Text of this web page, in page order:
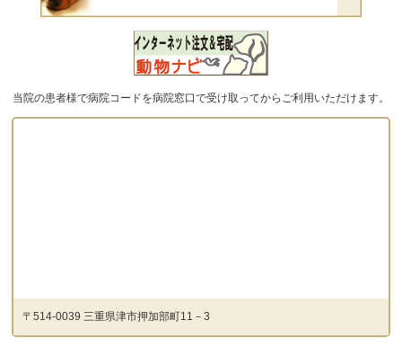
当院の患者様で病院コードを病院窓口で受け取ってからご利用いただけます。
〒514-0039 三重県津市押加部町11－3